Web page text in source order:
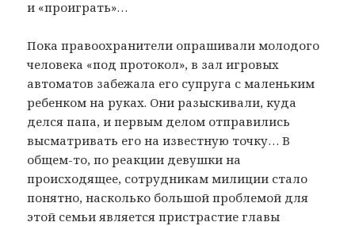
и «проиграть»…
Пока правоохранители опрашивали молодого
человека «под протокол», в зал игровых
автоматов забежала его супруга с маленьким
ребенком на руках. Они разыскивали, куда
делся папа, и первым делом отправились
высматривать его на известную точку… В
общем-то, по реакции девушки на
происходящее, сотрудникам милиции стало
понятно, насколько большой проблемой для
этой семьи является пристрастие главы